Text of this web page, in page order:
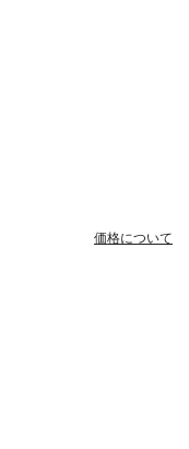
価格について